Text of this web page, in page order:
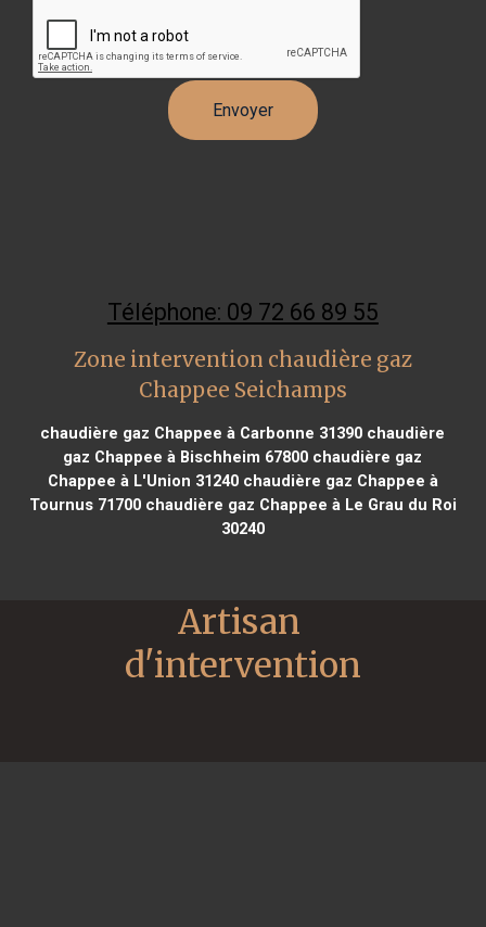
Téléphone: 09 72 66 89 55
Zone intervention chaudière gaz
Chappee Seichamps
chaudière gaz Chappee à Carbonne 31390 chaudière
gaz Chappee à Bischheim 67800 chaudière gaz
Chappee à L'Union 31240chaudière gaz Chappee à
Tournus 71700chaudière gaz Chappee à Le Grau du Roi
30240
Artisan
d'intervention